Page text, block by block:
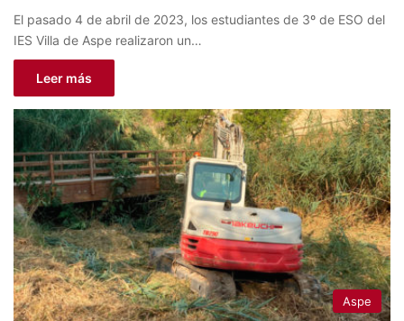
El pasado 4 de abril de 2023, los estudiantes de 3º de ESO del
IES Villa de Aspe realizaron un…
Leer más
Aspe